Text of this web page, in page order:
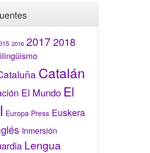
2016 2017 2018
Catalán
El Mundo El
Europa Press Euskera
Inmersión
Lengua